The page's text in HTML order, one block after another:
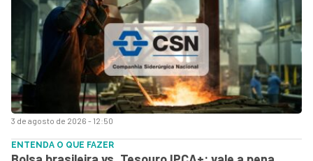
3 de agosto de 2026 - 12:50
ENTENDA O QUE FAZER